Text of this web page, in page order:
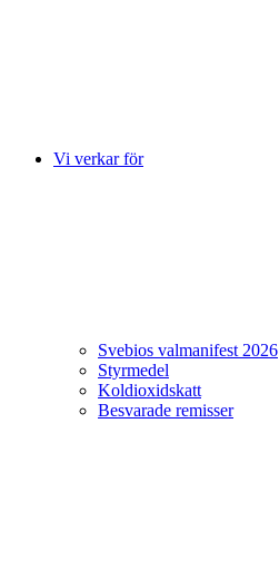
Vi verkar för
Svebios valmanifest 2026
Styrmedel
Koldioxidskatt
Besvarade remisser